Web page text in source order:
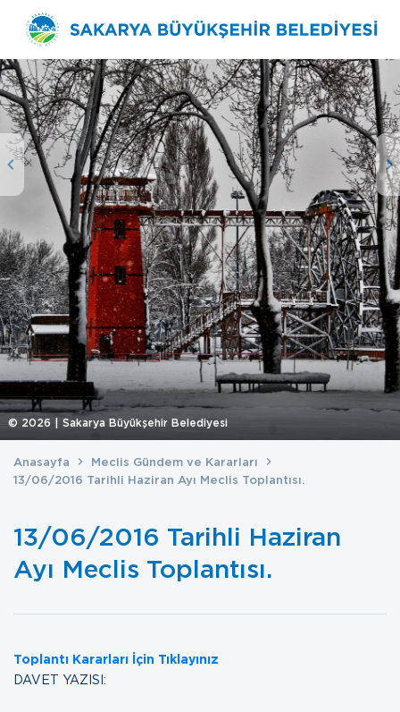
© 2026 | Sakarya Büyükşehir Belediyesi
Anasayfa
Meclis Gündem ve Kararları
13/06/2016 Tarihli Haziran Ayı Meclis Toplantısı.
13/06/2016 Tarihli Haziran
Ayı Meclis Toplantısı.
Toplantı Kararları İçin Tıklayınız
DAVET YAZISI: